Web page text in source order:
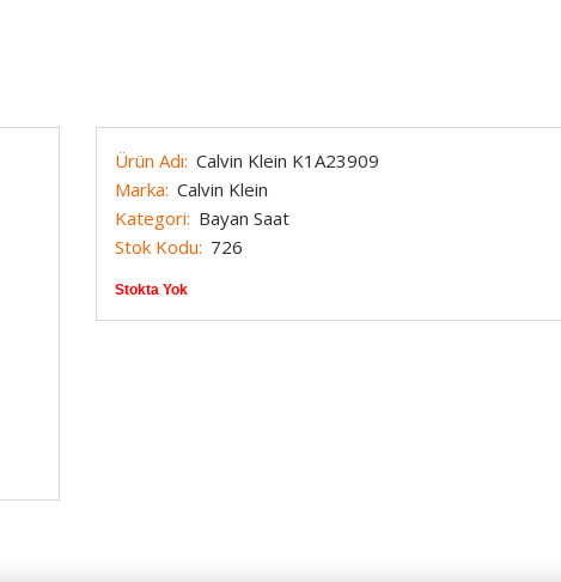
Michael Kors
Nacar
Nixon
Tissot
Welder
Ürün Adı: Calvin Klein K1A23909
Marka: Calvin Klein
Kategori: Bayan Saat
Stok Kodu: 726
Stokta Yok